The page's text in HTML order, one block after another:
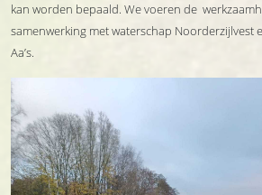
kan worden bepaald. We voeren de
samenwerking met waterschap Noorderzijlvest
Aa’s.